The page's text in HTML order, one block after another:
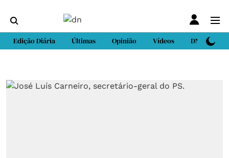
Edição Diária Últimas Opinião Vídeos DN Sport